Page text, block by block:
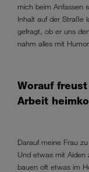
mich beim Anfassen
Inhalt auf der Straße
gefragt, ob er uns
nahm alles mit
Worauf
Arbeit
Darauf meine Frau
Und etwas mit Aiden
bauen oft etwas im